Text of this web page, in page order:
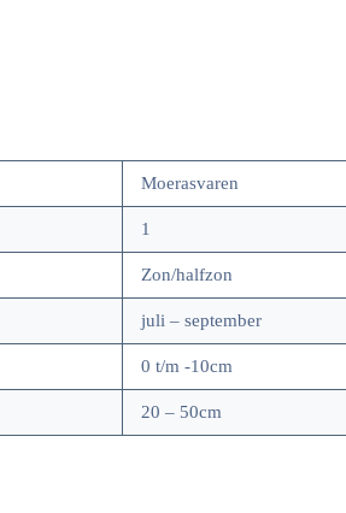
Moerasvaren
1
Zon/halfzon
juli – september
0 t/m -10cm
20 – 50cm